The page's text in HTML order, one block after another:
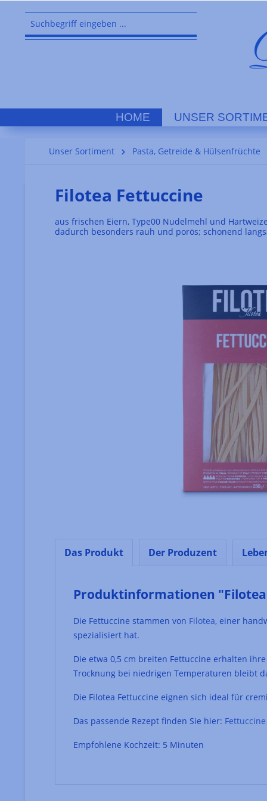
Zur Hauptnavigation springen
HOME UNSER
Unser Sortiment Pasta, Getreide & Hülsenfrüchte
Filotea Fettuccine
aus frischen Eiern, Type00 Nudelmehl und
dadurch besonders rauh und porös; schonend
Das Produkt Der Produzent
Produktinformationen
Die Fettuccine stammen von Filotea, einer
spezialisiert hat.
Die etwa 0,5 cm breiten Fettuccine erhalten
Trocknung bei niedrigen Temperaturen bleibt
Die Filotea Fettuccine eignen sich ideal für
Das passende Rezept finden Sie hier:
Empfohlene Kochzeit: 5 Minuten